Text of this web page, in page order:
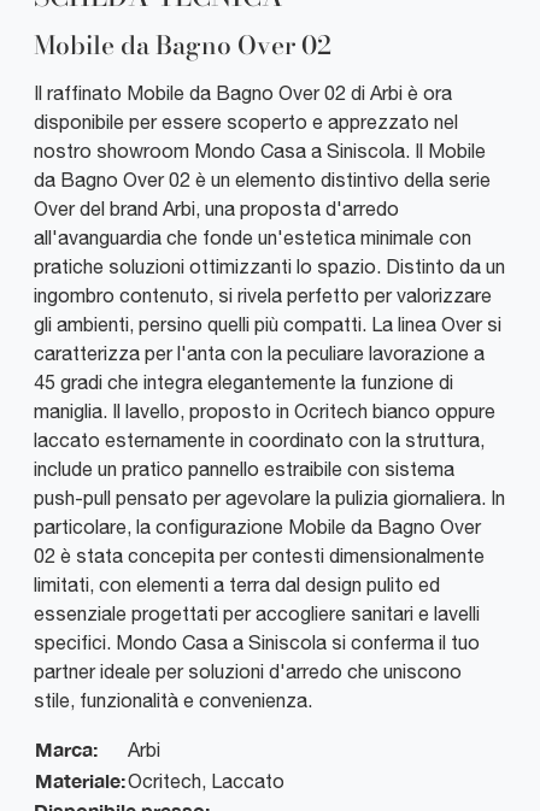
Mobile da Bagno Over 02
Il raffinato Mobile da Bagno Over 02 di Arbi è ora
disponibile per essere scoperto e apprezzato nel
nostro showroom Mondo Casa a Siniscola. Il Mobile
da Bagno Over 02 è un elemento distintivo della serie
Over del brand Arbi, una proposta d'arredo
all'avanguardia che fonde un'estetica minimale con
pratiche soluzioni ottimizzanti lo spazio. Distinto da un
ingombro contenuto, si rivela perfetto per valorizzare
gli ambienti, persino quelli più compatti. La linea Over si
caratterizza per l'anta con la peculiare lavorazione a
45 gradi che integra elegantemente la funzione di
maniglia. Il lavello, proposto in Ocritech bianco oppure
laccato esternamente in coordinato con la struttura,
include un pratico pannello estraibile con sistema
push-pull pensato per agevolare la pulizia giornaliera. In
particolare, la configurazione Mobile da Bagno Over
02 è stata concepita per contesti dimensionalmente
limitati, con elementi a terra dal design pulito ed
essenziale progettati per accogliere sanitari e lavelli
specifici. Mondo Casa a Siniscola si conferma il tuo
partner ideale per soluzioni d'arredo che uniscono
stile, funzionalità e convenienza.
Marca: Arbi
Materiale:Ocritech, Laccato